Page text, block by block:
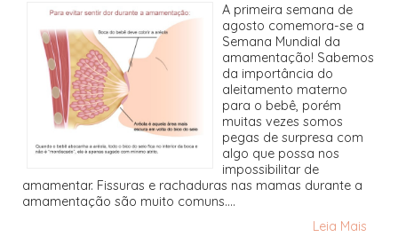
A primeira semana de
agosto comemora-se a
Semana Mundial da
amamentação! Sabemos
da importância do
aleitamento materno
para o bebê, porém
muitas vezes somos
pegas de surpresa com
algo que possa nos
impossibilitar de
amamentar. Fissuras e rachaduras nas mamas durante a
amamentação são muito comuns....
Leia Mais